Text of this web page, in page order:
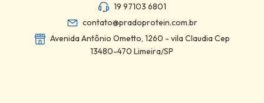
19 97103 6801
contato@pradoprotein.com.br
Avenida Antônio Ometto, 1260 - vila Claudia Cep
13480-470 Limeira/SP